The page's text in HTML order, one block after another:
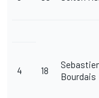
4 18
Bourdais